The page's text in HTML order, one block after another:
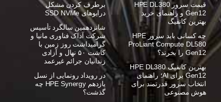
قیمت سرور HPE DL380
Gen12 و راهنمای خرید
بهترین کانفیگ
چه کسانی باید سرور HPE
ProLiant Compute DL580
Gen12 را بخرند؟
بهترین کانفیگ HPE DL380
Gen12 برای AI؛ راهنمای
انتخاب سرور قدرتمند برای
هوش مصنوعی
برطرف کردن مشکل
درایوهای SSD NVMe
شانزدهمین سالگرد تأسیس
شرکت آداک فناوری مانیا و
گرامیداشت روز زمین با
کاشت ۵۰ نهال و آزادی
زندانیان جرائم غیرعمد
در رویداد رونمایی از نسل
یازدهم HPE Synergy چه
گذشت؟